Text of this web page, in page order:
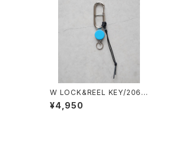
W LOCK&REEL KEY/2060
#4/ダブルロック&リールキー
¥4,950